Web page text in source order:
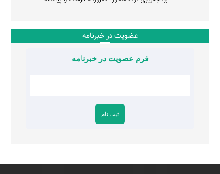
عضویت در خبرنامه
فرم عضویت در خبرنامه